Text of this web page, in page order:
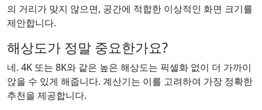
의 거리가 맞지 않으면, 공간에 적합한 이상적인 화면 크기를
제안합니다.
해상도가 정말 중요한가요?
네. 4K 또는 8K와 같은 높은 해상도는 픽셀화 없이 더 가까이
앉을 수 있게 해줍니다. 계산기는 이를 고려하여 가장 정확한
추천을 제공합니다.